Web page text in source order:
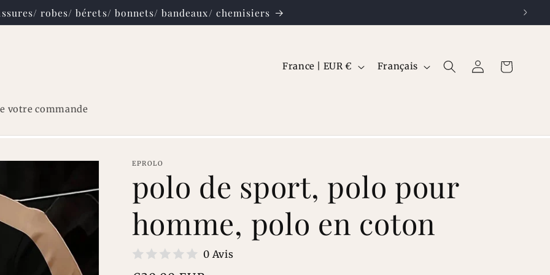
robes/ bérets/ bonnets/ bandeaux/ chemisiers
votre commande
P
s
é
g
i
France | EUR €
L
g
Français ConnexionPanier
EPROLO
polo de sport, polo pour
homme, polo en coton
0 Avis